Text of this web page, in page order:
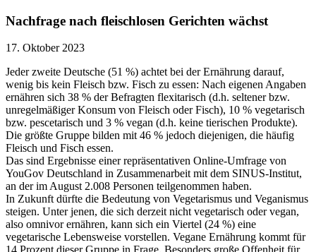
Nachfrage nach fleischlosen Gerichten wächst
17. Oktober 2023
Jeder zweite Deutsche (51 %) achtet bei der Ernährung darauf,
wenig bis kein Fleisch bzw. Fisch zu essen: Nach eigenen Angaben
ernähren sich 38 % der Befragten flexitarisch (d.h. seltener bzw.
unregelmäßiger Konsum von Fleisch oder Fisch), 10 % vegetarisch
bzw. pescetarisch und 3 % vegan (d.h. keine tierischen Produkte).
Die größte Gruppe bilden mit 46 % jedoch diejenigen, die häufig
Fleisch und Fisch essen.
Das sind Ergebnisse einer repräsentativen Online-Umfrage von
YouGov Deutschland in Zusammenarbeit mit dem SINUS-Institut,
an der im August 2.008 Personen teilgenommen haben.
In Zukunft dürfte die Bedeutung von Vegetarismus und Veganismus
steigen. Unter jenen, die sich derzeit nicht vegetarisch oder vegan,
also omnivor ernähren, kann sich ein Viertel (24 %) eine
vegetarische Lebensweise vorstellen. Vegane Ernährung kommt für